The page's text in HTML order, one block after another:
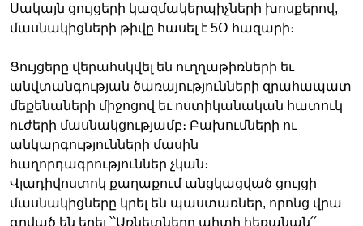
Սակայն ցույցերի կազմակերպիչների խոսքերով,
մասնակիցների թիվը հասել է 5Օ հազարի։
Ցույցերը վերահսկվել են ուղղաթիռների եւ
անվտանգության ծառայությունների զրահապատ
մեքենաների միջոցով եւ ոստիկանական հատուկ
ուժերի մասնակցությամբ։ Բախումների ու
անկարգությունների մասին
հաղորդագրություններ չկան։
Վլադիվոստոկ քաղաքում անցկացված ցույցի
մասնակիցները կրել են պաստառներ, որոնց վրա
գրված են եղել ՝՝Առնետները պիտի հեռանան՛՛